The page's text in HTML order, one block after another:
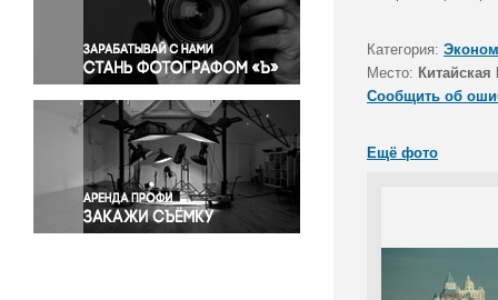
Правосудие
Происшествия и конфликты
Религия
Светская жизнь
Спорт
Экология
Экономика и бизнес
Категория:
Место:
Сообщить об
Ещё фото